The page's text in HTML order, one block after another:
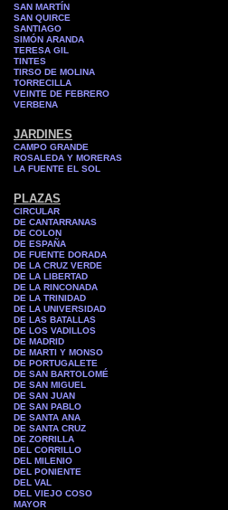
SAN MARTÍN
SAN QUIRCE
SANTIAGO
SIMÓN ARANDA
TERESA GIL
TINTES
TIRSO DE MOLINA
TORRECILLA
VEINTE DE FEBRERO
VERBENA
JARDINES
CAMPO GRANDE
ROSALEDA Y MORERAS
LA FUENTE EL SOL
PLAZAS
CIRCULAR
DE CANTARRANAS
DE COLON
DE ESPAÑA
DE FUENTE DORADA
DE LA CRUZ VERDE
DE LA LIBERTAD
DE LA RINCONADA
DE LA TRINIDAD
DE LA UNIVERSIDAD
DE LAS BATALLAS
DE LOS VADILLOS
DE MADRID
DE MARTI Y MONSO
DE PORTUGALETE
DE SAN BARTOLOMÉ
DE SAN MIGUEL
DE SAN JUAN
DE SAN PABLO
DE SANTA ANA
DE SANTA CRUZ
DE ZORRILLA
DEL CORRILLO
DEL MILENIO
DEL PONIENTE
DEL VAL
DEL VIEJO COSO
MAYOR